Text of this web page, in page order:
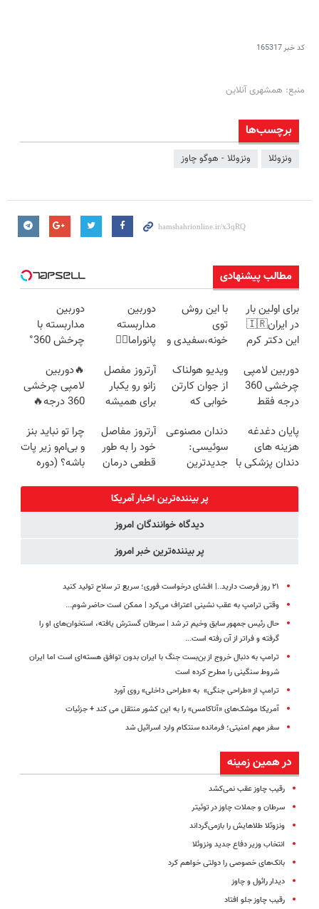
کد خبر165317
منبع: همشهری آنلاین
برچسب‌ها
ونزوئلا ونزوئلا - هوگو چاوز
مطالب پیشنهادی
برای اولین بار
در ایران🇮🇷
این دکتر کرم
روزه ساخت!
با این روش
توی
خونه،سفیدی و
برگردون
(40%off)
دوربین
مداربسته
پانوراما👈🏻
360°و سازگار با
اندروید و ios
دوربین
مداربسته با
چرخش 360°
(ضمانت
تعویض +
پرداخت درب
دوربین لامپی
چرخشی 360
درجه فقط
🔥 پرداخت
درب منزل
ویدیو هولناک
از جوان کارتن
خوابی که
آموزش رایگان
آرتروز مفصل
زانو رو یکبار
برای همیشه
◗پرسش‌نامه◖
🔥دوربین
لامپی چرخشی
360 درجه🔥
منزل + گارانتی
تعویض
پایان دغدغه
هزینه های
دندان پزشکی با
دندان مصنوعی
سوئیسی:
جدیدترین
سبک و مقاوم |
پرداخت قسطی
آرتروز مفاصل
خود را به طور
قطعی درمان
◗پرسش‌نامه◖
چرا تو نباید بنز
و بی‌ام‌و زیر پات
باشه؟ (دوره
پر بیننده‌ترین اخبار آمریکا
دیدگاه خوانندگان امروز
پر بیننده‌ترین خبر امروز
۲۱ روز فرصت دارید..| افشای درخواست فوری؛ سریع تر سلاح تولید کنید
وقتی ترامپ به عقب نشینی اعتراف می‌کرد | ممکن است حاضر شوم...
حال رئیس جمهور سابق وخیم تر شد | سرطان گسترش یافته، استخوان‌های او را
گرفته و فراتر از آن رفته است...
ترامپ به دنبال خروج از بن‌بست جنگ با ایران بدون توافق هسته‌ای است اما ایران
شروط سنگینی را مطرح کرده است
ترامپ از «طراحی جنگی» به «طراحی داخلی» روی آورد
آمریکا موشک‌های «آتاکامس» را به این کشور منتقل می کند + جزئیات
سفر مهم امنیتی؛ فرمانده سنتکام وارد اسرائیل شد
در همین زمینه
رقیب چاوز عقب نمی‌کشد
سرطان و جملات چاوز در توئیتر
ونزوئلا طلاهایش را بازمی‌گرداند
انتخاب وزیر دفاع جدید ونزوئلا
بانک‌های خصوصی را دولتی خواهم کرد
دیدار رائول و چاوز
رقیب چاوز جلو افتاد